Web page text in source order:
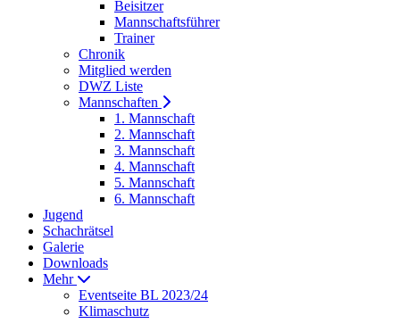
Beisitzer
Mannschaftsführer
Trainer
Chronik
Mitglied werden
DWZ Liste
Mannschaften
1. Mannschaft
2. Mannschaft
3. Mannschaft
4. Mannschaft
5. Mannschaft
6. Mannschaft
Jugend
Schachrätsel
Galerie
Downloads
Mehr
Eventseite BL 2023/24
Klimaschutz